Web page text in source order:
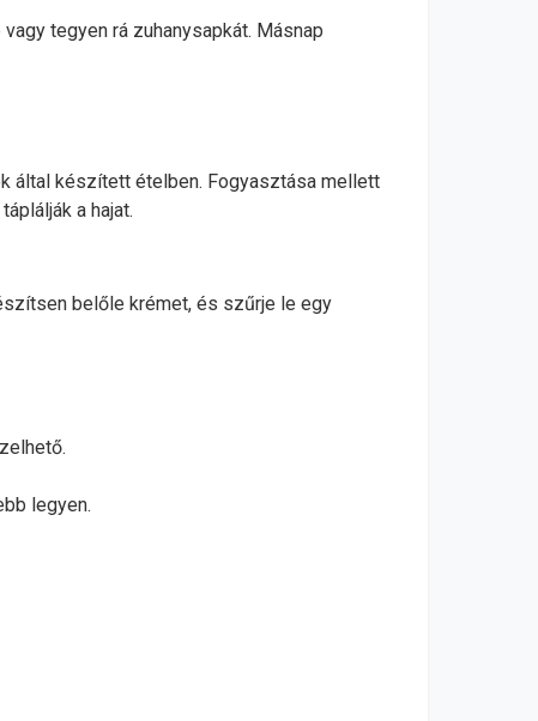
tegyen rá zuhanysapkát. Másnap
által készített ételben. Fogyasztása mellett
a hajat.
belőle krémet, és szűrje le egy
legyen.